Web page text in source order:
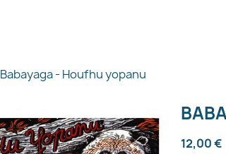
Babayaga - Houfhu yopanu
12,00 €